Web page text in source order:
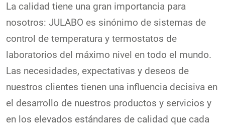
La calidad tiene una gran importancia para
nosotros: JULABO es sinónimo de sistemas de
control de temperatura y termostatos de
laboratorios del máximo nivel en todo el mundo.
Las necesidades, expectativas y deseos de
nuestros clientes tienen una influencia decisiva en
el desarrollo de nuestros productos y servicios y
en los elevados estándares de calidad que cada